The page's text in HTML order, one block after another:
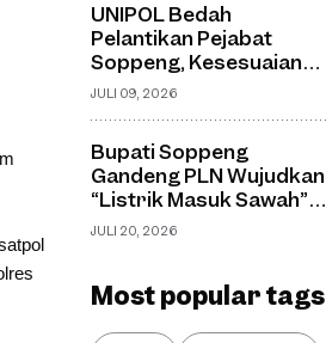
UNIPOL Bedah
Pelantikan Pejabat
Soppeng, Kesesuaian
Jabatan dan Disiplin
JULI 09, 2026
Bupati Soppeng
Gandeng PLN Wujudkan
“Listrik Masuk Sawah”,
Pompanisasi Jadi Solusi
JULI 20, 2026
Most popular tags